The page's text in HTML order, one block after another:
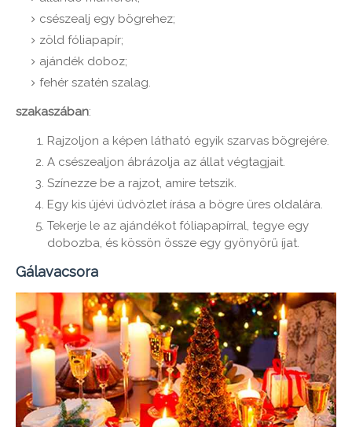
csészealj egy bögrehez;
zöld fóliapapír;
ajándék doboz;
fehér szatén szalag.
szakaszában:
Rajzoljon a képen látható egyik szarvas bögrejére.
A csészealjon ábrázolja az állat végtagjait.
Színezze be a rajzot, amire tetszik.
Egy kis újévi üdvözlet írása a bögre üres oldalára.
Tekerje le az ajándékot fóliapapírral, tegye egy
dobozba, és kössön össze egy gyönyörű íjat.
Gálavacsora